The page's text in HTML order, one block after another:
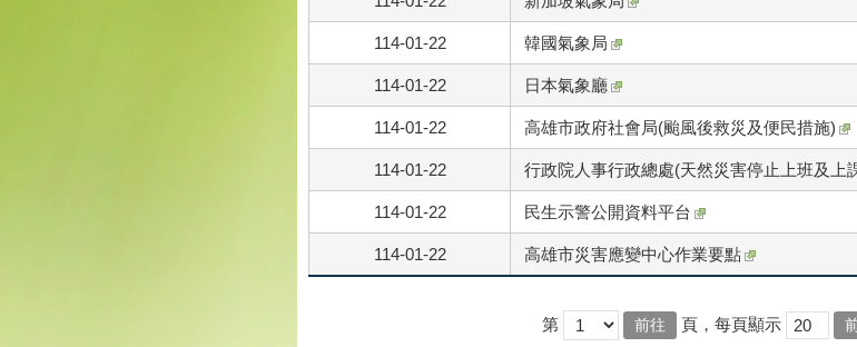
114-01-22 韓國氣象局
114-01-22 日本氣象廳
114-01-22 高雄市政府社會局(颱風後救災及便民措施)
114-01-22 行政院人事行政總處(天然災害停止上班及上
114-01-22 民生示警公開資料平台
114-01-22 高雄市災害應變中心作業要點
第 頁，每頁顯示